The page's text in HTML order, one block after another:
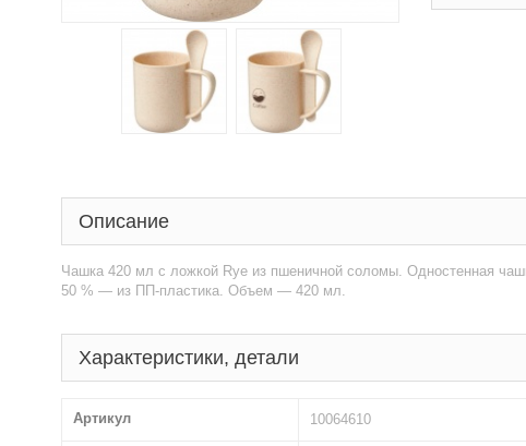
Описание
Чашка 420 мл с ложкой Rye из пшеничной соломы. Одностенная
50 % — из ПП-пластика. Объем — 420 мл.
Характеристики, детали
Артикул 10064610